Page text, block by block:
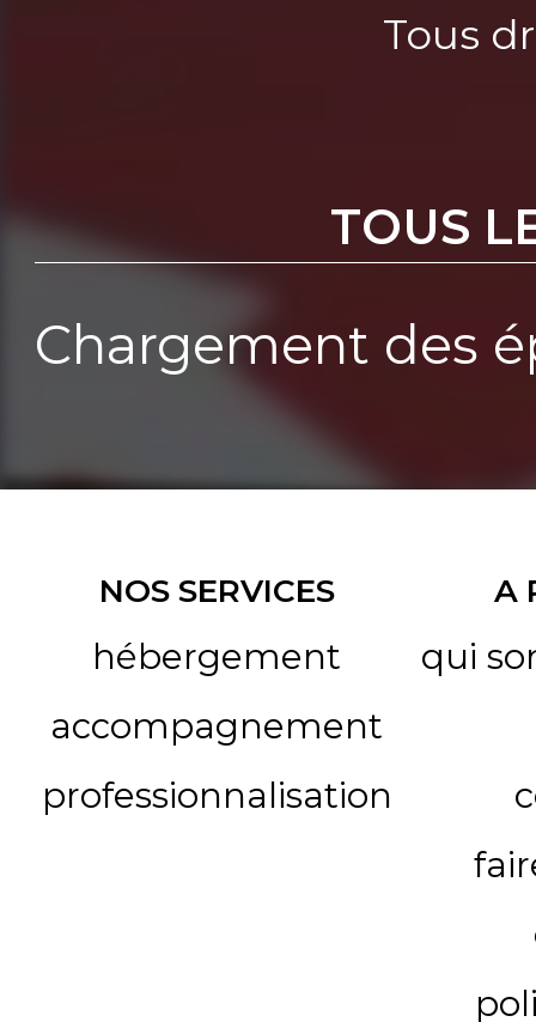
Tous
TOUS
Chargement des
NOS SERVICES
hébergement
accompagnement
professionnalisation
A
qui